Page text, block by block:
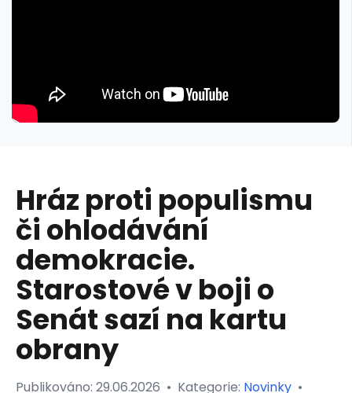
Hráz proti populismu
či ohlodávání
demokracie.
Starostové v boji o
Senát sazí na kartu
obrany
Publikováno: 29.06.2026 • Kategorie: Novinky •